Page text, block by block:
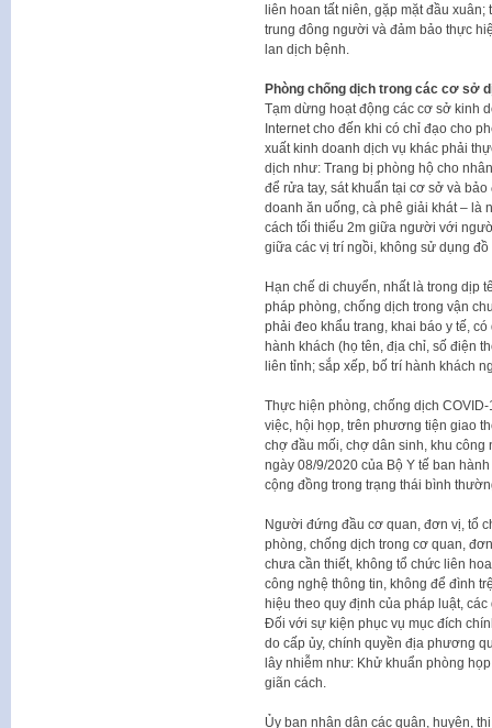
liên hoan tất niên, gặp mặt đầu
trung đông người và đảm bảo thực
lan dịch bệnh.
Phòng chống dịch trong các cơ sở
Tạm dừng hoạt động các cơ sở kinh
Internet cho đến khi có chỉ đạo cho
xuất kinh doanh dịch vụ khác phải
dịch như: Trang bị phòng hộ cho
để rửa tay, sát khuẩn tại cơ sở và
doanh ăn uống, cà phê giải khát – là
cách tối thiểu 2m giữa người với
giữa các vị trí ngồi, không sử dụng
Hạn chế di chuyển, nhất là trong dịp
pháp phòng, chống dịch trong vận
phải đeo khẩu trang, khai báo y tế,
hành khách (họ tên, địa chỉ, số điện
liên tỉnh; sắp xếp, bố trí hành khách
Thực hiện phòng, chống dịch
việc, hội họp, trên phương tiện giao
chợ đầu mối, chợ dân sinh, khu
ngày 08/9/2020 của Bộ Y tế ban
cộng đồng trong trạng thái bình
Người đứng đầu cơ quan, đơn vị, tổ
phòng, chống dịch trong cơ quan,
chưa cần thiết, không tổ chức liên
công nghệ thông tin, không để đình
hiệu theo quy định của pháp luật,
Đối với sự kiện phục vụ mục đích
do cấp ủy, chính quyền địa phương
lây nhiễm như: Khử khuẩn phòng
giãn cách.
Ủy ban nhân dân các quận, huyện,